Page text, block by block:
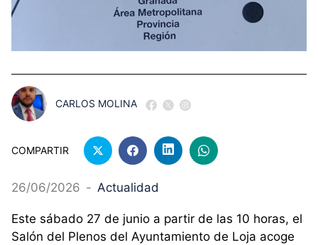
CARLOS MOLINA
COMPARTIR
26/06/2026 - Actualidad
Este sábado 27 de junio a partir de las 10 horas, el
Salón del Plenos del Ayuntamiento de Loja acoge